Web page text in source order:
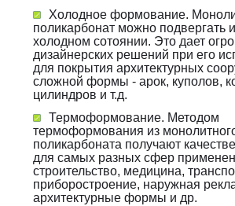
Холодное формование.
поликарбонат можно подвергать
холодном сотоянии. Это дает
дизайнерских решений при его
для покрытия архитектурных
сложной формы - арок, куполов,
цилиндров и т.д.
Термоформование. Методом
термоформования из
поликарбоната получают
для самых разных сфер
строительство, медицина,
приборостроение, наружная
архитектурные формы и др.